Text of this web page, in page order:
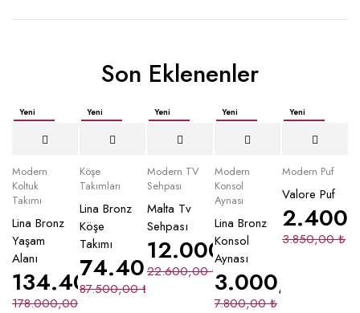
Son Eklenenler
Yeni
Modern
Koltuk
Takımı
Lina Bronz
Yaşam
Alanı
178.000,00
134.400,00₺
Yeni
Köşe
Takımları
Lina Bronz
Köşe
Takımı
87.500,00₺
74.400,00₺
Yeni
Modern TV
Sehpası
Malta Tv
Sehpası
22.600,00₺
12.000,00
Yeni
Modern
Konsol
Aynası
Lina Bronz
Konsol
Aynası
7.800,00₺
3.000,00
Yeni
Modern Puf
Valore Puf
3.850,00₺